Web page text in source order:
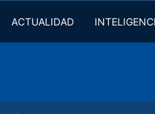
ACTUALIDAD